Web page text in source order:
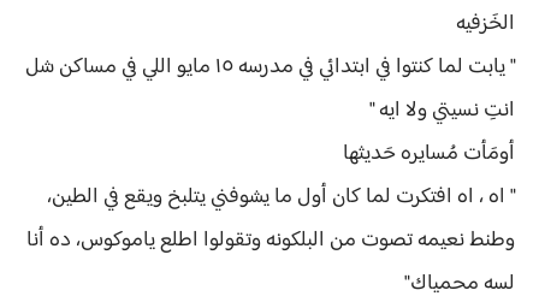
الخَزفيه
" يابت لما كنتوا في ابتدائي في مدرسه ١٥ مايو اللي في مساكن شل
انتِ نسيتي ولا ايه "
أومَأت مُسايره حَديثها
" اه ، اه افتكرت لما كان أول ما يشوفني يتلبخ ويقع في الطين،
وطنط نعيمه تصوت من البلكونه وتقولوا اطلع ياموكوس، ده أنا
لسه محمياك"